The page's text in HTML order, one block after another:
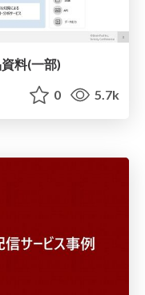
料(一部)
0 5.7k